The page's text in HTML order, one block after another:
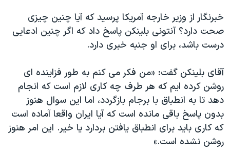
چهل سال گروگان‌گیری
قانون شفافیت دارائی کادر رهبری ایران
اعتراضات مردمی آبان ۹۸
اسرائیل در جنگ
نرگس محمدی برنده جایزه نوبل صلح
همایش محافظه‌کاران آمریکا «سی‌پک»
صفحه‌های ویژه
سفر پرزیدنت ترامپ به چین
خبرنگار از وزیر خارجه آمریکا پرسید که آیا چنین چیزی
صحت دارد؟ آنتونی بلینکن پاسخ داد که اگر چنین ادعایی
درست باشد، برای او جنبه خبری دارد.
آقای بلینکن گفت: «من فکر می کنم به طور فزاینده ای
روشن کرده ایم که هر طرف چه کاری لازم است که انجام
دهد تا به انطباق با برجام بازگردد، اما این سوال هنوز
بدون پاسخ باقی مانده است که آیا ایران واقعا آماده است
که کاری باید برای انطباق یافتن بردارد یا خیر. این امر هنوز
روشن نشده است.»